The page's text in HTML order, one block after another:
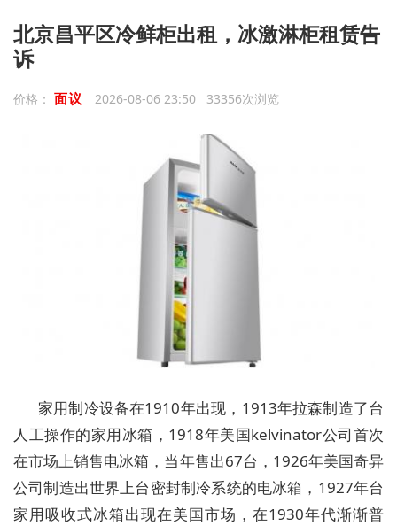
北京昌平区冷鲜柜出租，冰激淋柜租赁告
诉
价格： 面议 2026-08-06 23:50 33356次浏览
家用制冷设备在1910年出现，1913年拉森制造了台
人工操作的家用冰箱，1918年美国kelvinator公司首次
在市场上销售电冰箱，当年售出67台，1926年美国奇异
公司制造出世界上台密封制冷系统的电冰箱，1927年台
家用吸收式冰箱出现在美国市场，在1930年代渐渐普